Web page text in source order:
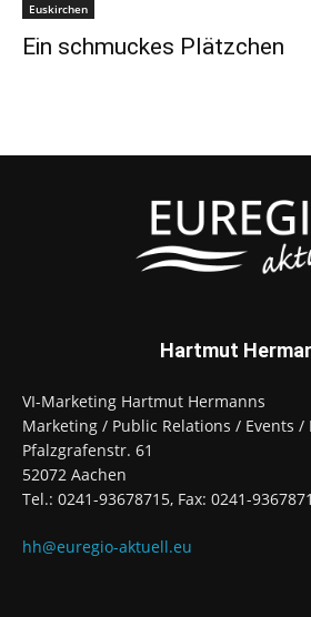
Euskirchen
Ein schmuckes Plätzchen
Hartmut
VI-Marketing Hartmut Hermanns
Marketing / Public Relations / Events
Pfalzgrafenstr. 61
52072 Aachen
Tel.: 0241-93678715, Fax: 0241-
hh@euregio-aktuell.eu